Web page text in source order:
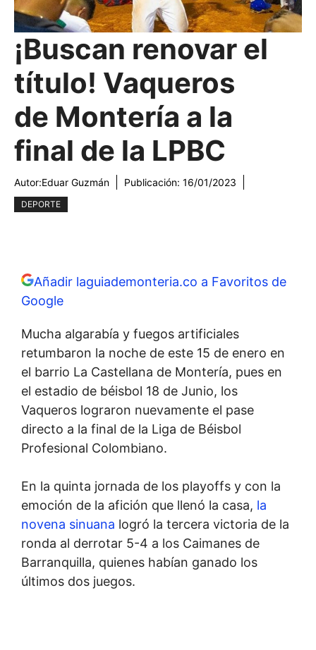
¡Buscan renovar el
título! Vaqueros
de Montería a la
final de la LPBC
Autor:Eduar Guzmán Publicación: 16/01/2023
DEPORTE
Añadir laguiademonteria.co a Favoritos de
Google
Mucha algarabía y fuegos artificiales
retumbaron la noche de este 15 de enero en
el barrio La Castellana de Montería, pues en
el estadio de béisbol 18 de Junio, los
Vaqueros lograron nuevamente el pase
directo a la final de la Liga de Béisbol
Profesional Colombiano.
En la quinta jornada de los playoffs y con la
emoción de la afición que llenó la casa, la
novena sinuana logró la tercera victoria de la
ronda al derrotar 5-4 a los Caimanes de
Barranquilla, quienes habían ganado los
últimos dos juegos.